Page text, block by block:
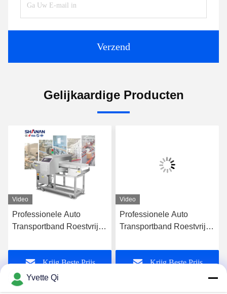
Verzend
Gelijkaardige Producten
Video
Professionele Auto
Transportband Roestvrij
Zeevruchten Grade Melk
Koekjes Vlees Voedsel
Metaaldetector CE
Gecertificeerd
Krijg Beste Prijs
Video
Professionele Auto
Transportband Roestvrij
Zeevruchten Grade Melk
Koekjes Vlees Voedsel
Krijg Beste Prijs
Yvette Qi